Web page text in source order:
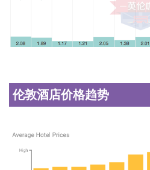
伦敦酒店价格趋势